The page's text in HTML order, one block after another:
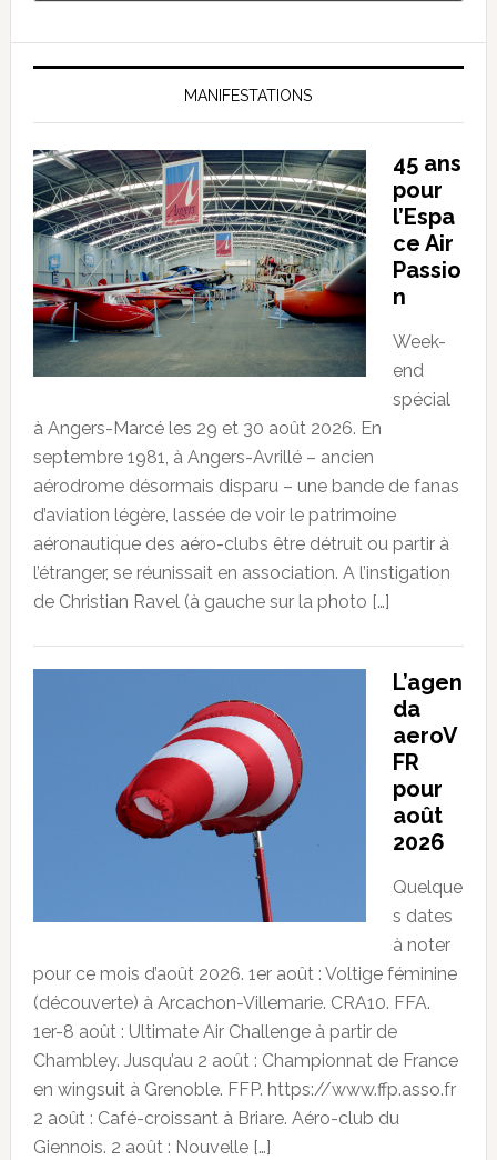
MANIFESTATIONS
45 ans
pour
l’Espa
ce Air
Passio
n
Week-
end
spécial
à Angers-Marcé les 29 et 30 août 2026. En
septembre 1981, à Angers-Avrillé – ancien
aérodrome désormais disparu – une bande de fanas
d’aviation légère, lassée de voir le patrimoine
aéronautique des aéro-clubs être détruit ou partir à
l’étranger, se réunissait en association. A l’instigation
de Christian Ravel (à gauche sur la photo […]
L’agen
da
aeroV
FR
pour
août
2026
Quelque
s dates
à noter
pour ce mois d’août 2026. 1er août : Voltige féminine
(découverte) à Arcachon-Villemarie. CRA10. FFA.
1er-8 août : Ultimate Air Challenge à partir de
Chambley. Jusqu’au 2 août : Championnat de France
en wingsuit à Grenoble. FFP. https://www.ffp.asso.fr
2 août : Café-croissant à Briare. Aéro-club du
Giennois. 2 août : Nouvelle […]